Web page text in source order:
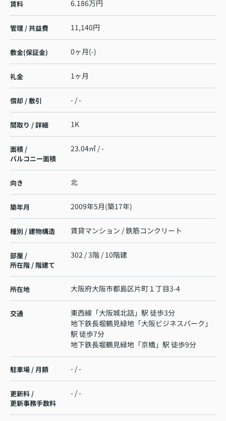
賃料 6.186万円
管理 / 共益費 11,140円
敷金(保証金) 0ヶ月(-)
礼金 1ヶ月
償却 / 敷引 - / -
間取り / 詳細 1K
面積 /
バルコニー面積
23.04㎡ / -
向き 北
築年月 2009年5月(築17年)
種別 / 建物構造 賃貸マンション / 鉄筋コンクリート
部屋 /
所在階 / 階建て
302 / 3階 / 10階建
所在地 大阪府大阪市都島区片町１丁目3-4
交通 東西線 「大阪城北詰」駅 徒歩3分
地下鉄長堀鶴見緑地 「大阪ビジネスパーク 」
駅 徒歩7分
地下鉄長堀鶴見緑地 「京橋」駅 徒歩9分
駐車場 / 月額 - / -
更新料 /
更新事務手数料
- / -